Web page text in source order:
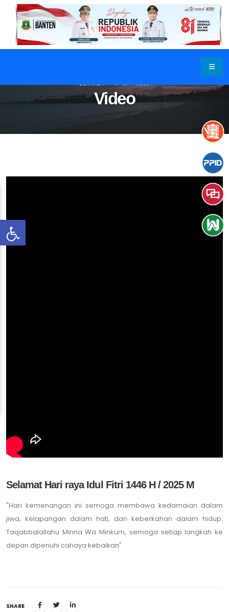
Video
BERANDA GALERI VIDEO
Selamat Hari raya Idul Fitri 1446 H / 2025 M
"Hari kemenangan ini semoga membawa kedamaian dalam
jiwa, kelapangan dalam hati, dan keberkahan dalam hidup.
Taqabbalallahu Minna Wa Minkum, semoga setiap langkah ke
depan dipenuhi cahaya kebaikan".
SHARE